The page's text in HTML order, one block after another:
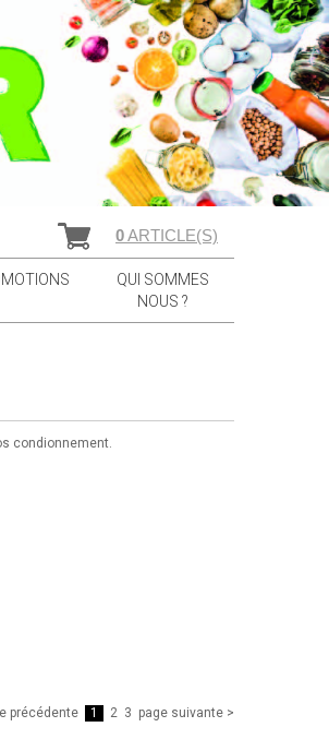
0ARTICLE(S)
QUI SOMMES
NOUS ?
condionnement.
précédente 1 2 3 page suivante >